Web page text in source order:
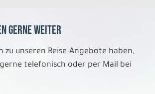
gerne weiter
zu unseren Reise-Angebote haben,
telefonisch oder per Mail bei